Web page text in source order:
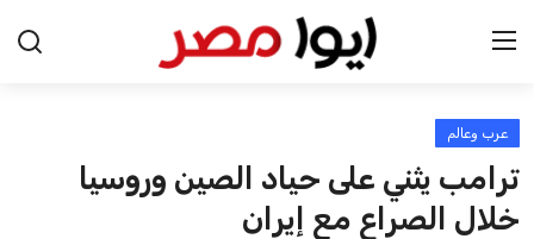
الرئيسية
اخبار مصر
عرب وعالم
ترامب يثني على حياد الصين وروسيا
خلال الصراع مع إيران